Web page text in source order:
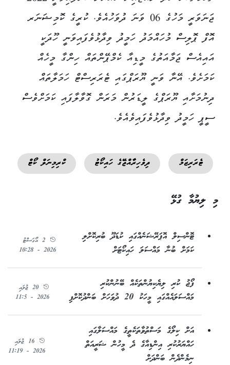
ޖަނަވަރީ މަހުގެ 06 ވަނަ ދުވަހުއެވެ. ކުރީގެ ކޮމިޝަނަރ
އޮފް ޕޮލިސް މުހައްމަދު ހަމީދު ވިދާޅުވެފައިވަނީ ހޫދަކީ
އައިއެސް ޖަމާއަތުގެ މީޑިއާ ކެމްޕޭންތައް ހިންގާ މީހެއް
ކަމަށެވެ. އޭނާ ވަނީ ޔޫރަޕްގައި ޓެރަރިސްޓް ހަމަލާތައް
ދިނުމަށާއި ޔޫރަޕްގެ ލީޑަރުން މަރަން ގޮވާލާފައި ކަމަށްވެސް
ސީޕީ ހަމީދު ވިދާޅުވެފައިވެއެވެ.
ޓެރަރިޒަމް ދިވެހިރާއްޖޭގެ ހައިކޯޓު ކްރިމިނަލް ކޯޓް
މި ލިޔުމާ ގުޅޭ
ޓޮންސިލް އޮޕަރޭޝަނެއްގައި ކުޑަދޫ ބުރިކޮށްލި
ކަމަށް ބުނާ މައްސަލަ ހައިކޯޓަށް
2 އޯގަސްޓު
2026 - 10:28
ފޯޖު ކުރި ލިޔެކިޔުންތަކެއް ބޭނުންކުރި
މައްސަލައެއްގައި މީހަކު 20 ދުވަހަށް ބަންދުކޮށްފި
20 ޖުލައި
2026 - 11:5
އަށް ކިލޯގެ މަސްތުވާތަކެތީގެ މައްސަލާގައި
ހައްޔަރުކުރި އިންޑިއާގެ ދެ މީހުން ޝަރީއަތް
ނިމެންދެން ބަންދަށް
16 ޖުލައި
2026 - 11:19